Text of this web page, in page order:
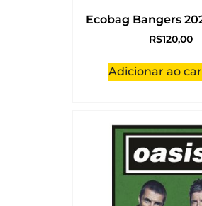
Ecobag Bangers
R$120,00
Adicionar ao